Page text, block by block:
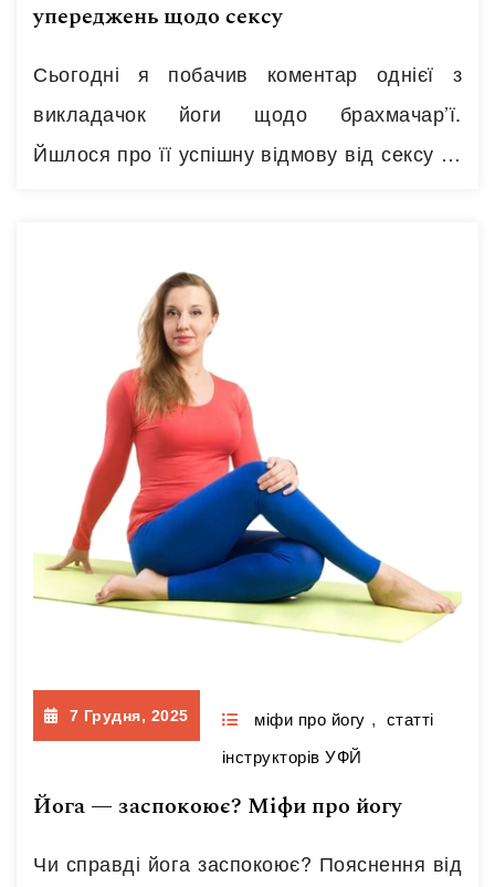
упереджень щодо сексу
Сьогодні я побачив коментар однієї з
викладачок йоги щодо брахмачар’ї.
Йшлося про її успішну відмову від сексу як
поділяють ще декілька практикуючих
викладачів. Мене ж насторожило її
висловлювання. Такий погляд — груба
помилка. Уявляючи, скільки енергії й часу
ця дівчина витрачає на те,…
7 Грудня, 2025 міфи про йогу ,
статті
інструкторів УФЙ
Йога — заспокоює? Міфи про йогу
Чи справді йога заспокоює? Пояснення від